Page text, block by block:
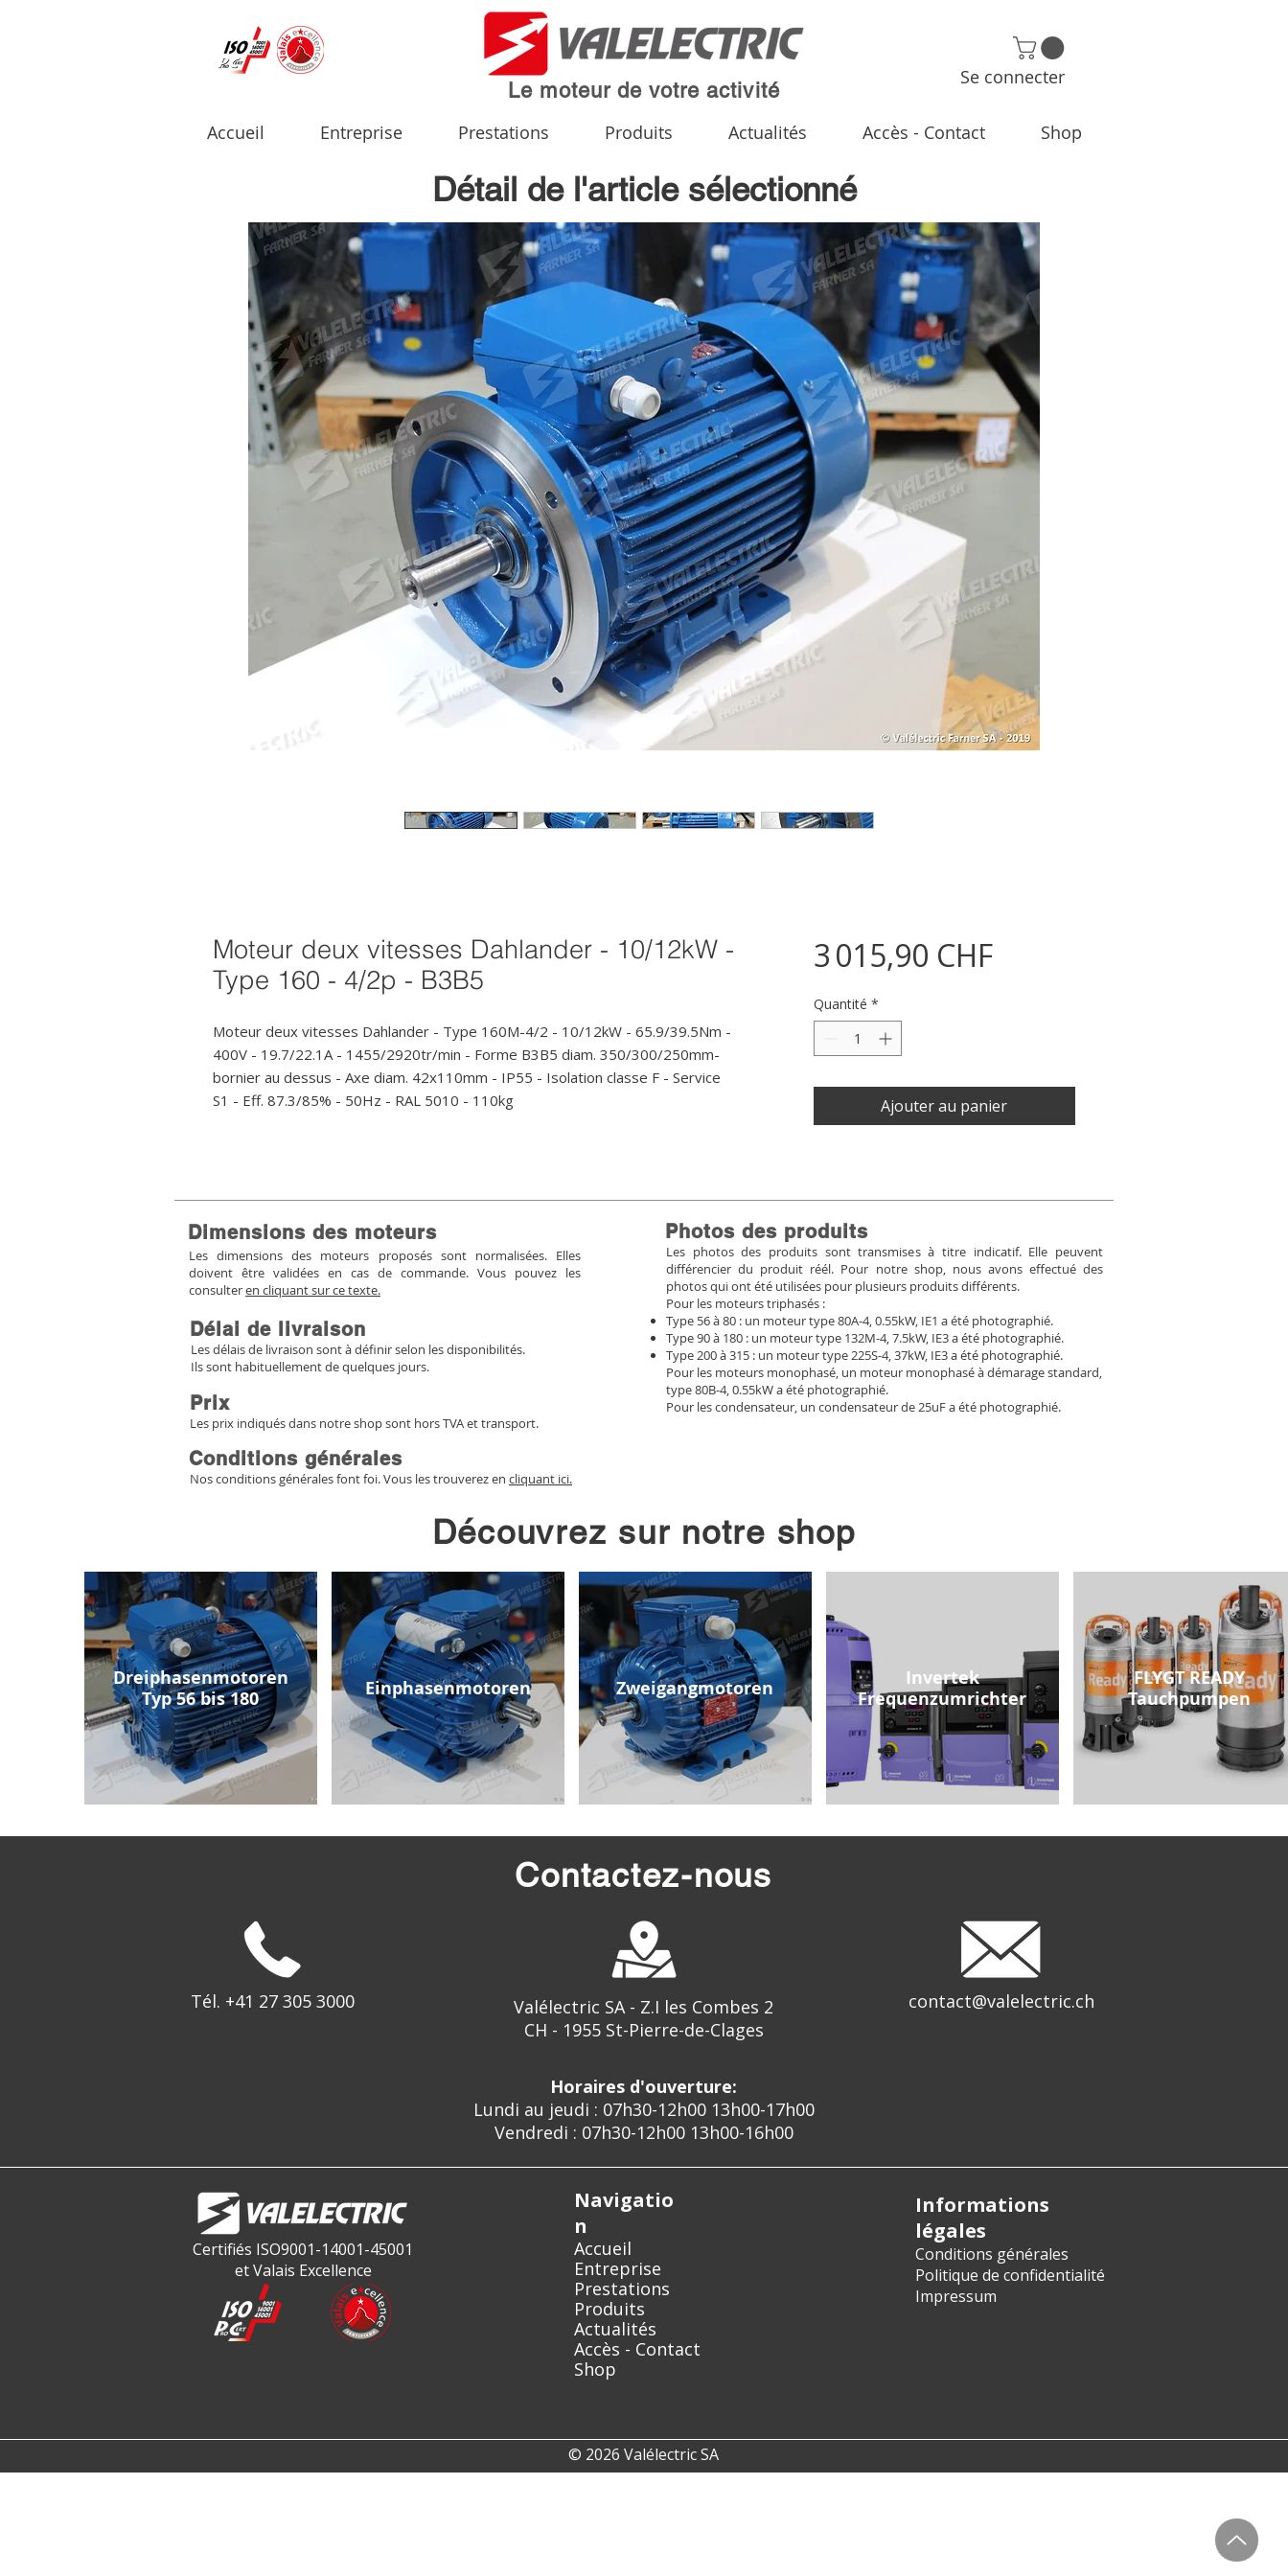
Le moteur de votre activité
Se connecter
Accueil Entreprise Prestations Produits Actualités Accès - Contact Shop
Détail de l'article sélectionné
Moteur deux vitesses Dahlander - 10/12kW -
Type 160 - 4/2p - B3B5
Moteur deux vitesses Dahlander - Type 160M-4/2 - 10/12kW - 65.9/39.5Nm -
400V - 19.7/22.1A - 1455/2920tr/min - Forme B3B5 diam. 350/300/250mm-
bornier au dessus - Axe diam. 42x110mm - IP55 - Isolation classe F - Service
S1 - Eff. 87.3/85% - 50Hz - RAL 5010 - 110kg
3 015,90 CHFPrix
Quantité *
Ajouter au panier
Dimensions des moteurs
Les dimensions des moteurs proposés sont normalisées. Elles
doivent être validées en cas de commande. Vous pouvez les
consulteren cliquant sur ce texte.
Délai de livraison
Les délais de livraison sont à définir selon les disponibilités.
Ils sont habituellement de quelques jours.
Prix
Les prix indiqués dans notre shop sont hors TVA et transport.
Conditions générales
Nos conditions générales font foi. Vous les trouverez en cliquant ici.
Photos des produits
Les photos des produits sont transmises à titre indicatif. Elle peuvent
différencier du produit réél. Pour notre shop, nous avons effectué des
photos qui ont été utilisées pour plusieurs produits différents.
Pour les moteurs triphasés :
Type 56 à 80 : un moteur type 80A-4, 0.55kW, IE1 a été photographié.
Type 90 à 180 : un moteur type 132M-4, 7.5kW, IE3 a été photographié.
Type 200 à 315 : un moteur type 225S-4, 37kW, IE3 a été photographié.
Pour les moteurs monophasé, un moteur monophasé à démarage standard,
type 80B-4, 0.55kW a été photographié.
Pour les condensateur, un condensateur de 25uF a été photographié.
Découvrez sur notre shop
Dreiphasenmotoren
Typ 56 bis 180
Einphasenmotoren Zweigangmotoren
Invertek
Frequenzumrichter
FLYGT READY
Tauchpumpen
Contactez-nous
Tél. +41 27 305 3000
Valélectric SA - Z.I les Combes 2
CH - 1955 St-Pierre-de-Clages
contact@valelectric.ch
Horaires d'ouverture:
Lundi au jeudi : 07h30-12h00 13h00-17h00
Vendredi : 07h30-12h00 13h00-16h00
Certifiés ISO9001-14001-45001
et Valais Excellence
Navigatio
n
Accueil
Entreprise
Prestations
Produits
Actualités
Accès - Contact
Shop
Informations
légales
Conditions générales
Politique de confidentialité
Impressum
© 2026 Valélectric SA